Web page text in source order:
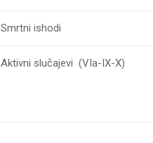
Smrtni ishodi
Aktivni slučajevi (VIa-IX-X)